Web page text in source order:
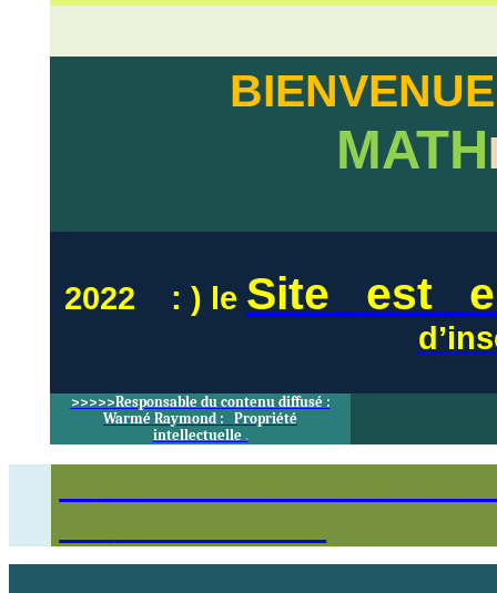
BIENVENUE
MATH
2022 : ) le Site est
>>>>>Responsable du contenu diffusé :
Warmé Raymond :
Propriété
intellectuelle .